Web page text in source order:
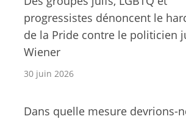
progressistes dénoncent le
de la Pride contre le politicien
Wiener
30 juin 2026
Dans quelle mesure devrions-